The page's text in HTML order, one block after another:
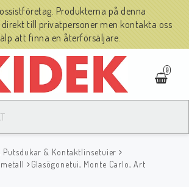
Produkterna på denna
till privatpersoner men kontakta oss
att finna en återförsäljare.
0
Putsdukar & Kontaktlinsetuier
Glasögonetui, Monte Carlo, Art